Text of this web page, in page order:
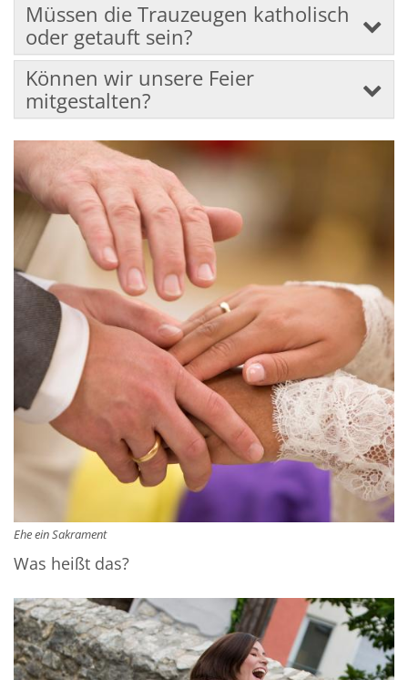
Müssen die Trauzeugen katholisch
oder getauft sein?
Können wir unsere Feier
mitgestalten?
Ehe ein Sakrament
Was heißt das?